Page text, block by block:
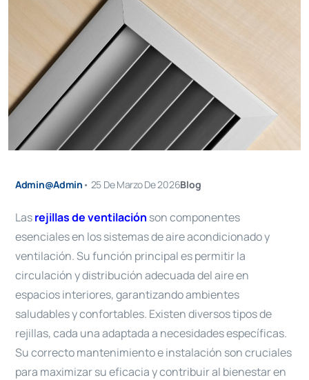
Admin@admin • 25 De Marzo De 2026Blog
Lasrejillas de ventilación son componentes
esenciales en los sistemas de aire acondicionado y
ventilación. Su función principal es permitir la
circulación y distribución adecuada del aire en
espacios interiores, garantizando ambientes
saludables y confortables. Existen diversos tipos de
rejillas, cada una adaptada a necesidades específicas.
Su correcto mantenimiento e instalación son cruciales
para maximizar su eficacia y contribuir al bienestar en